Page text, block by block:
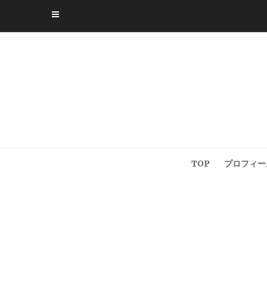
content
TOP プロフィ